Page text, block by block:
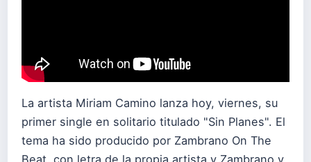
La artista Miriam Camino lanza hoy, viernes, su
primer single en solitario titulado "Sin Planes". El
tema ha sido producido por Zambrano On The